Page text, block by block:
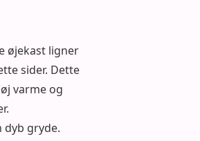
øjekast ligner
sider. Dette
varme og
dyb gryde.